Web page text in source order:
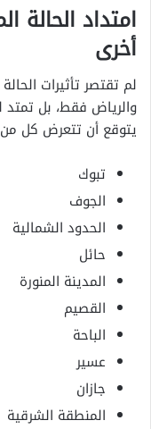
امتداد
أخرى
لم تقتصر تأثيرات
والرياض فقط، بل
يتوقع أن تتعرض كل
تبوك
الجوف
الحدود الشمالية
حائل
المدينة المنورة
القصيم
الباحة
عسير
جازان
المنطقة الشرقية